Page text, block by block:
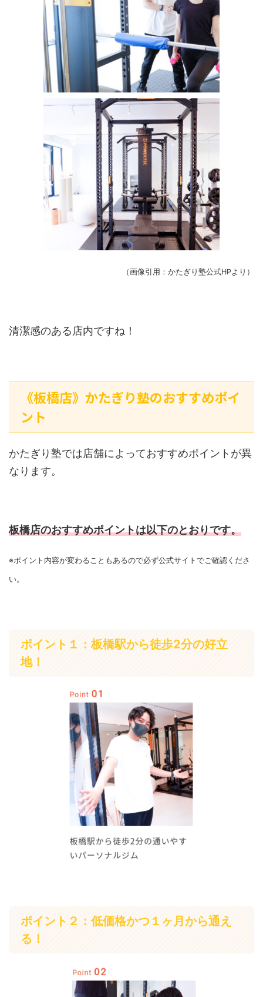
（画像引用：かたぎり塾公式HPより）
清潔感のある店内ですね！
《板橋店》かたぎり塾のおすすめポイ
ント
かたぎり塾では店舗によっておすすめポイントが異
なります。
板橋店のおすすめポイントは以下のとおりです。
※ポイント内容が変わることもあるので必ず公式サイトでご確認くださ
い。
ポイント１：板橋駅から徒歩2分の好立
地！
ポイント２：低価格かつ１ヶ月から通え
る！